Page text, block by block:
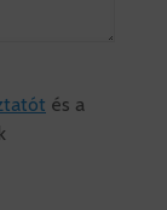
és a